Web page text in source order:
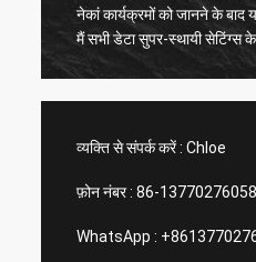
नेकां कार्यक्रमों को जानने के
मैं सभी डेटा सुपर-स्थायी सेटिंग्स
व्यक्ति से संपर्क करें : Chloe
फ़ोन नंबर : 86-13770276058
WhatsApp :